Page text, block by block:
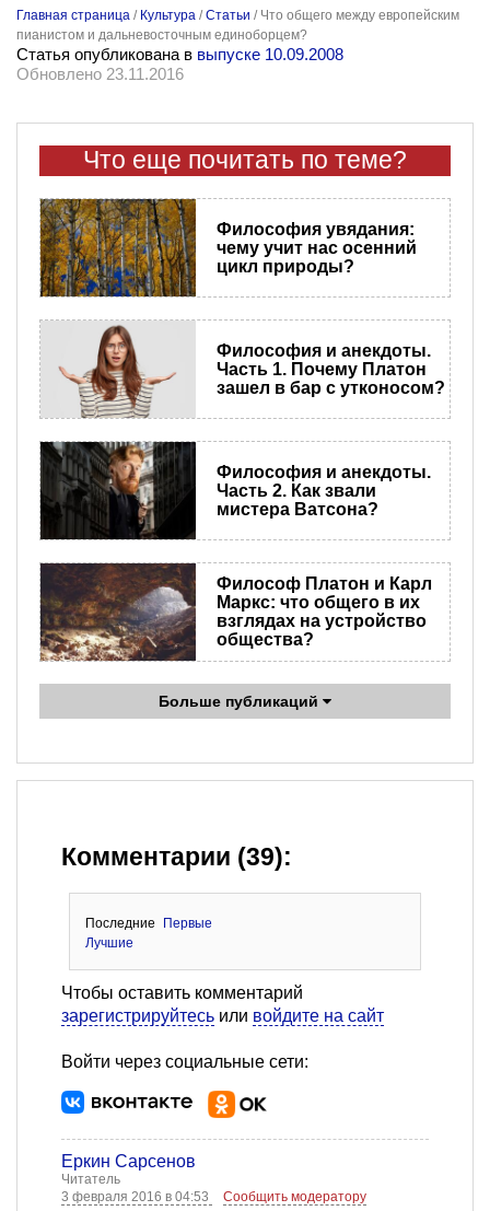
Главная страница / Культура /Статьи / Что общего между европейским
пианистом и дальневосточным единоборцем?
Статья опубликована в выпуске 10.09.2008
Обновлено 23.11.2016
Что еще почитать по теме?
Философия увядания:
чему учит нас осенний
цикл природы?
Философия и анекдоты.
Часть 1. Почему Платон
зашел в бар с утконосом?
Философия и анекдоты.
Часть 2. Как звали
мистера Ватсона?
Философ Платон и Карл
Маркс: что общего в их
взглядах на устройство
общества?
Больше публикаций
Комментарии (39):
Последние
Первые
Лучшие
Чтобы оставить комментарий
зарегистрируйтесь или войдите на сайт
Войти через социальные сети:
Еркин Сарсенов
Читатель
3 февраля 2016 в 04:53
Сообщить модератору